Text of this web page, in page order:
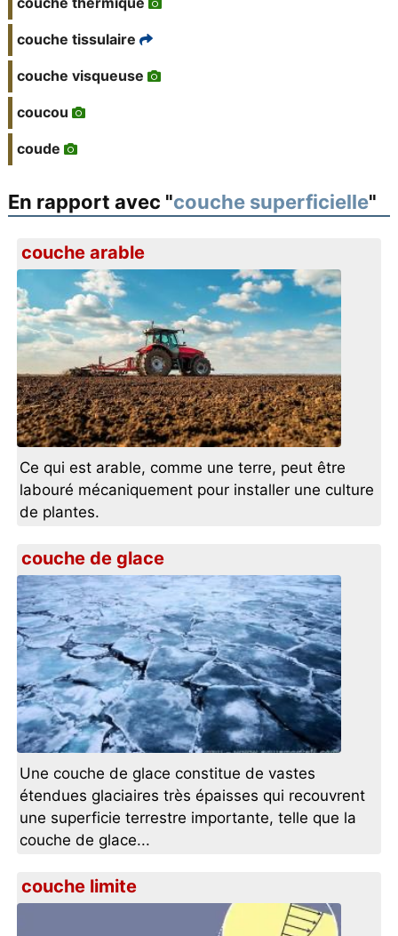
couche tissulaire
couche visqueuse
coucou
coude
En rapport avec "couche superficielle"
couche arable
Ce qui est arable, comme une terre, peut être
labouré mécaniquement pour installer une culture
de plantes.
couche de glace
Une couche de glace constitue de vastes
étendues glaciaires très épaisses qui recouvrent
une superficie terrestre importante, telle que la
couche de glace...
couche limite